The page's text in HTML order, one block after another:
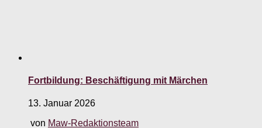
Fortbildung: Beschäftigung mit Märchen
13. Januar 2026
von Maw-Redaktionsteam